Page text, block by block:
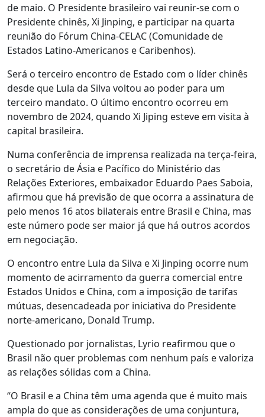
de maio. O Presidente brasileiro vai reunir-se com o
Presidente chinês, Xi Jinping, e participar na quarta
reunião do Fórum China-CELAC (Comunidade de
Estados Latino-Americanos e Caribenhos).
Será o terceiro encontro de Estado com o líder chinês
desde que Lula da Silva voltou ao poder para um
terceiro mandato. O último encontro ocorreu em
novembro de 2024, quando Xi Jiping esteve em visita à
capital brasileira.
Numa conferência de imprensa realizada na terça-feira,
o secretário de Ásia e Pacífico do Ministério das
Relações Exteriores, embaixador Eduardo Paes Saboia,
afirmou que há previsão de que ocorra a assinatura de
pelo menos 16 atos bilaterais entre Brasil e China, mas
este número pode ser maior já que há outros acordos
em negociação.
O encontro entre Lula da Silva e Xi Jinping ocorre num
momento de acirramento da guerra comercial entre
Estados Unidos e China, com a imposição de tarifas
mútuas, desencadeada por iniciativa do Presidente
norte-americano, Donald Trump.
Questionado por jornalistas, Lyrio reafirmou que o
Brasil não quer problemas com nenhum país e valoriza
as relações sólidas com a China.
“O Brasil e a China têm uma agenda que é muito mais
ampla do que as considerações de uma conjuntura,